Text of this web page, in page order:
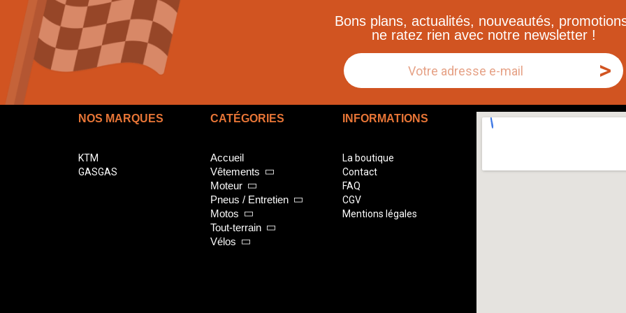
Bons plans, actualités, nouveautés,
ne ratez rien avec notre newsletter !
>
NOS MARQUES
KTM
GASGAS
CATÉGORIES
Accueil
Vêtements
Moteur
Pneus / Entretien
Motos
Tout-terrain
Vélos
INFORMATIONS
La boutique
Contact
FAQ
CGV
Mentions légales